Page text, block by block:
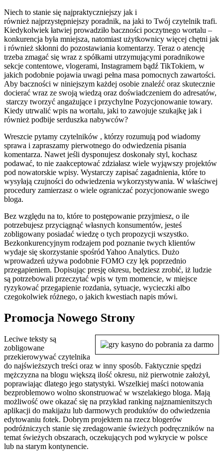
Niech to stanie się najpraktyczniejszy jak i
również najprzystępniejszy poradnik, na jaki to Twój czytelnik trafi.
Kiedykolwiek łatwiej prowadziło baczności poczytnego wortalu –
konkurencja była mniejsza, natomiast użytkownicy więcej chętni jak
i również skłonni do pozostawiania komentarzy. Teraz o atencję
trzeba zmagać się wraz z spółkami utrzymującymi poradnikowe
sekcje contentowe, vlogerami, Instagramem bądź TikTokiem, w
jakich podobnie pojawia uwagi pełna masa pomocnych zawartości.
Aby baczności w niniejszym każdej osobie znaleźć oraz skutecznie
docierać wraz ze swoją wiedzą oraz doświadczeniem do adresatów,
starczy tworzyć angażujące i przychylne Pozycjonowanie towary.
Kiedy utrwalić wpis na wortalu, jaki to zawojuje szukajkę jak i
również podbije serduszka nabywców?
Wreszcie pytamy czytelników , którzy rozumują pod wiadomy
sprawa i zapraszamy pierwotnego do odwiedzenia pisania
komentarza. Nawet jeśli dysponujesz doskonały styl, kochasz
podawać, to nie zaakceptować zdziałasz wiele wyjąwszy projektów
pod nowatorskie wpisy. Wystarczy zapisać zagadnienia, które to
wysyłają czujności do odwiedzenia wykorzystywania. W właściwej
procedury zamierzasz o wiele ograniczać pozycjonowanie swego
bloga.
Bez względu na to, które to postępowanie przyjmiesz, o ile
potrzebujesz przyciągnąć własnych konsumentów, jesteś
zobligowany posiadać wiedzę o tych propozycji wszystko.
Bezkonkurencyjnym rodzajem pod poznanie twych klientów
wydaje się skorzystanie spośród Yahoo Analytics. Dużo
wprowadzeń używa podobnie FOMO czy lęk poprzednio
przegapieniem. Dopisując presję okresu, będziesz zrobić, iż ludzie
są potrzebowali przeczytać wpis w tym momencie, w miejsce
ryzykować przegapienie rozdania, sytuacje, wycieczki albo
czegokolwiek różnego, o jakich kwestiach napis mówi.
Promocja Nowego Strony
Leciwe teksty są
zobligowane
przekierowywać czytelnika
do najświeższych treści oraz w inny sposób. Faktycznie spędzi
mężczyzna na blogu większą ilość okresu, niż pierwotnie założył,
poprawiając dlatego jego statystyki. Wszelkiej maści notowania
bezproblemowo wolno skonstruować w wszelakiego bloga. Mają
możliwość owe okazać się na przykład ranking najznamienitszych
aplikacji do makijażu lub darmowych produktów do odwiedzenia
edytowaniu fotek. Dobrym projektem na rzecz blogerów
podróżniczych stanie się zredagowanie świeżych podręczników na
temat świeżych obszarach, oczekujących pod wykrycie w polsce
lub na starym kontynencie.